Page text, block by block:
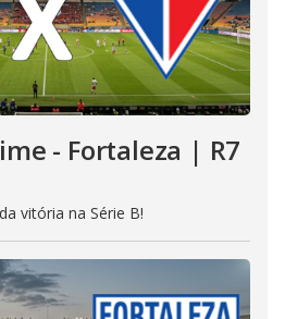
- Fortaleza | R7
vitória na Série B!